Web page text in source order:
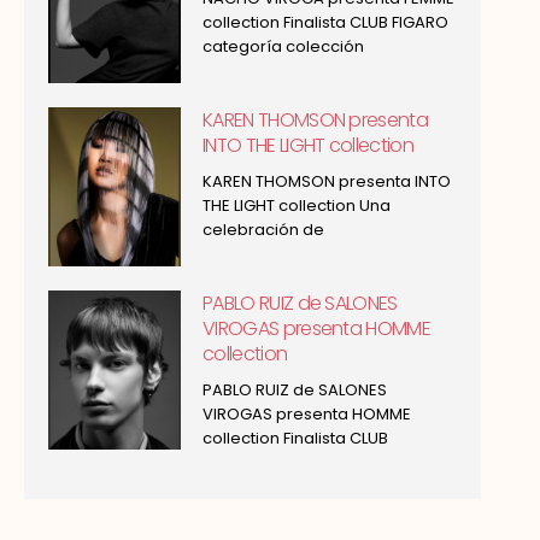
collection Finalista CLUB FIGARO
categoría colección
KAREN THOMSON presenta
INTO THE LIGHT collection
KAREN THOMSON presenta INTO
THE LIGHT collection Una
celebración de
PABLO RUIZ de SALONES
VIROGAS presenta HOMME
collection
PABLO RUIZ de SALONES
VIROGAS presenta HOMME
collection Finalista CLUB